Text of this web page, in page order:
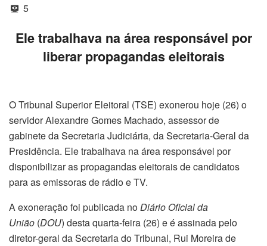
5
Ele trabalhava na área responsável por
liberar propagandas eleitorais
O Tribunal Superior Eleitoral (TSE) exonerou hoje (26) o
servidor Alexandre Gomes Machado, assessor de
gabinete da Secretaria Judiciária, da Secretaria-Geral da
Presidência. Ele trabalhava na área responsável por
disponibilizar as propagandas eleitorais de candidatos
para as emissoras de rádio e TV.
A exoneração foi publicada noDiário Oficial da
União (DOU) desta quarta-feira (26) e é assinada pelo
diretor-geral da Secretaria do Tribunal, Rui Moreira de